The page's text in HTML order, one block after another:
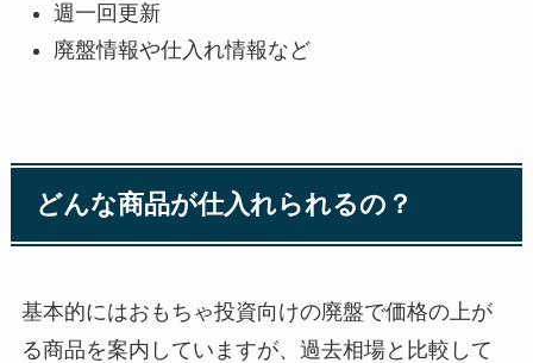
週一回更新
廃盤情報や仕入れ情報など
どんな商品が仕入れられるの？
基本的にはおもちゃ投資向けの廃盤で価格の上が
る商品を案内していますが、過去相場と比較して